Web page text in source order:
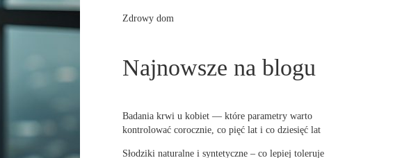
Zdrowy dom
Najnowsze na blogu
Badania krwi u kobiet — które parametry warto
kontrolować corocznie, co pięć lat i co dziesięć lat
Słodziki naturalne i syntetyczne – co lepiej toleruje